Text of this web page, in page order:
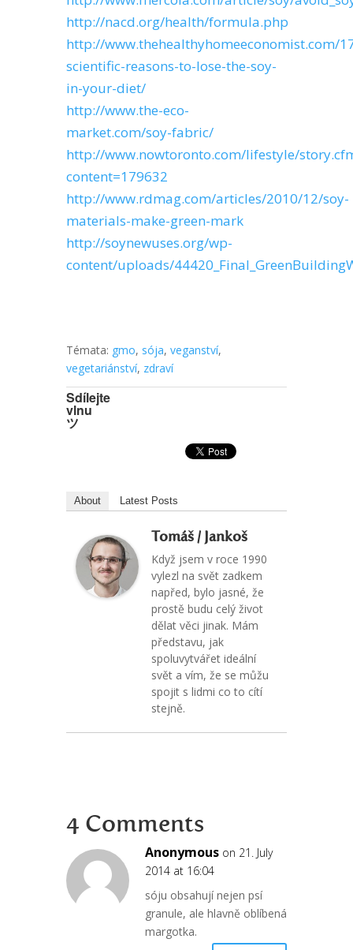
http://nacd.org/health/formula.php
http://www.thehealthyhomeeconomist.com/
scientific-reasons-to-lose-the-soy-
in-your-diet/
http://www.the-eco-
market.com/soy-fabric/
http://www.nowtoronto.com/lifestyle/
content=179632
http://www.rdmag.com/articles/2010/12/soy-
materials-make-green-mark
http://soynewuses.org/wp-
content/uploads/
Témata: gmo, sója, veganství,
vegetariánství, zdraví
Sdílejte
vlnu
ツ
About Latest Posts
Tomáš / Jankoš
Když jsem v roce 1990
vylezl na svět zadkem
napřed, bylo jasné, že
prostě budu celý život
dělat věci jinak. Mám
představu, jak
spoluvytvářet ideální
svět a vím, že se můžu
spojit s lidmi co to cítí
stejně.
4 Comments
Anonymous on 21. July
2014 at 16:04
sóju obsahují nejen psí
granule, ale hlavně oblíbená
margotka.